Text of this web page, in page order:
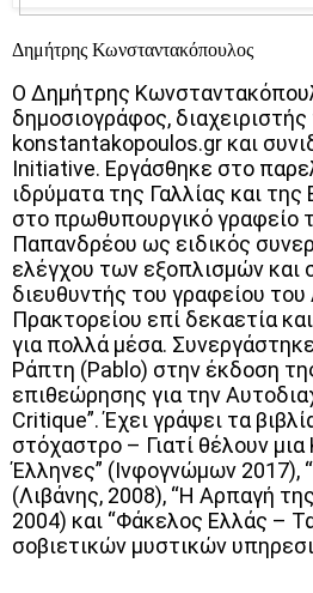
Δημήτρης Κωνσταντακόπουλος
Ο Δημήτρης
δημοσιογράφος,
konstantakopoulos.gr και
Initiative. Εργάσθηκε στο
ιδρύματα της Γαλλίας και
στο πρωθυπουργικό γραφείο
Παπανδρέου ως ειδικός
ελέγχου των εξοπλισμών
διευθυντής του γραφείου του
Πρακτορείου επί δεκαετία
για πολλά μέσα.
Ράπτη (Pablo) στην έκδοση
επιθεώρησης για την
Critique”. Έχει γράψει τα
στόχαστρο – Γιατί θέλουν
Έλληνες” (Ινφογνώμων 2017),
(Λιβάνης, 2008), “Η Αρπαγή
2004) και “Φάκελος Ελλάς –
σοβιετικών μυστικών